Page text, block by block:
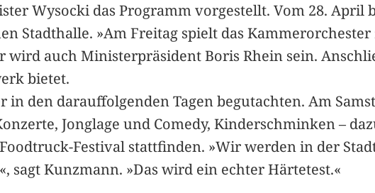
Wysocki das Programm vorgestellt. Vom 28. April
Stadthalle. »Am Freitag spielt das
wird auch Ministerpräsident Boris Rhein sein.
bietet.
den darauffolgenden Tagen begutachten. Am
Jonglage und Comedy, Kinderschminken –
Festival stattfinden. »Wir werden in der
sagt Kunzmann. »Das wird ein echter Härtetest.«